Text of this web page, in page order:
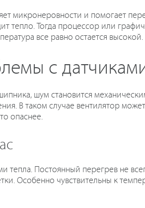
микронеровности и помогает
тепло. Тогда процессор или
все равно остается высокой.
с
шум становится
В таком случае вентилятор
опаснее.
Постоянный перегрев не
Особенно чувствительны к